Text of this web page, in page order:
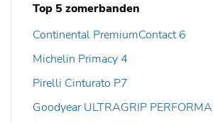
Top 5 zomerbanden
Continental PremiumContact 6
Michelin Primacy 4
Pirelli Cinturato P7
Goodyear ULTRAGRIP